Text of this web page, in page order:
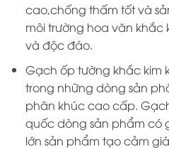
cao,chống thấm tốt và
môi trường hoa văn khắc
và độc đáo.
Gạch ốp tường khắc kim
trong những dòng sản
phân khúc cao cấp.
quốc dòng sản phẩm có
lớn sản phẩm tạo cảm